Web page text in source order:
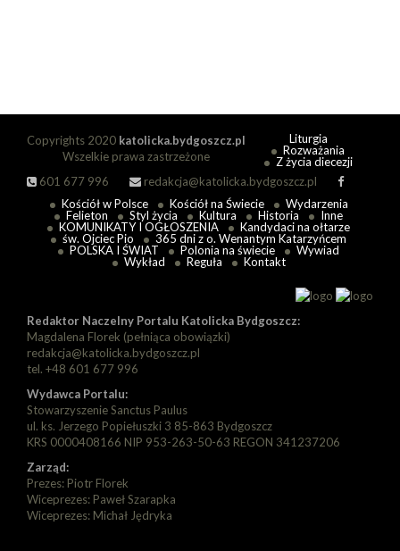
Copyrights 2020 katolicka.bydgoszcz.pl
Wszelkie prawa zastrzeżone
601 677 996
redakcja@katolicka.bydgoszcz.pl
Liturgia
Rozważania
Z życia diecezji
Kościół w Polsce Kościół na Świecie
Wydarzenia
Felieton
Styl życia Kultura Historia
Inne
KOMUNIKATY I OGŁOSZENIA
Kandydaci na ołtarze
św. Ojciec Pio
365 dni z o. Wenantym Katarzyńcem
POLSKA I ŚWIAT
Polonia na świecie
Wywiad
Wykład
Reguła Kontakt
Redaktor Naczelny Portalu Katolicka Bydgoszcz:
Magdalena Florek (pełniąca obowiązki)
redakcja@katolicka.bydgoszcz.pl
tel. +48 601 677 996
Wydawca Portalu:
Stowarzyszenie Sanctus Paulus
ul. ks. Jerzego Popiełuszki 3 85-863 Bydgoszcz
KRS 0000408166 NIP 953-263-50-63 REGON 341237206
Zarząd:
Prezes: Piotr Florek
Wiceprezes: Paweł Szarapka
Wiceprezes: Michał Jędryka